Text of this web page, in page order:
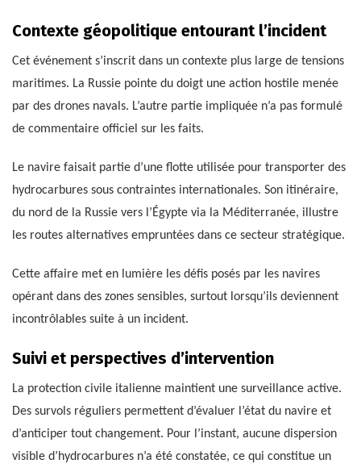
Contexte géopolitique entourant l’incident
Cet événement s’inscrit dans un contexte plus large de tensions
maritimes. La Russie pointe du doigt une action hostile menée
par des drones navals. L’autre partie impliquée n’a pas formulé
de commentaire officiel sur les faits.
Le navire faisait partie d’une flotte utilisée pour transporter des
hydrocarbures sous contraintes internationales. Son itinéraire,
du nord de la Russie vers l’Égypte via la Méditerranée, illustre
les routes alternatives empruntées dans ce secteur stratégique.
Cette affaire met en lumière les défis posés par les navires
opérant dans des zones sensibles, surtout lorsqu’ils deviennent
incontrôlables suite à un incident.
Suivi et perspectives d’intervention
La protection civile italienne maintient une surveillance active.
Des survols réguliers permettent d’évaluer l’état du navire et
d’anticiper tout changement. Pour l’instant, aucune dispersion
visible d’hydrocarbures n’a été constatée, ce qui constitue un